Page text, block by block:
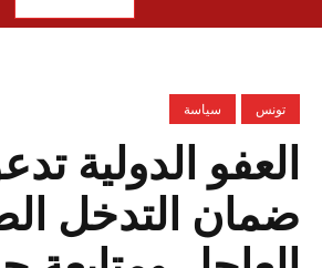
تونس سياسة
العفو الدولية
ضمان التدخل